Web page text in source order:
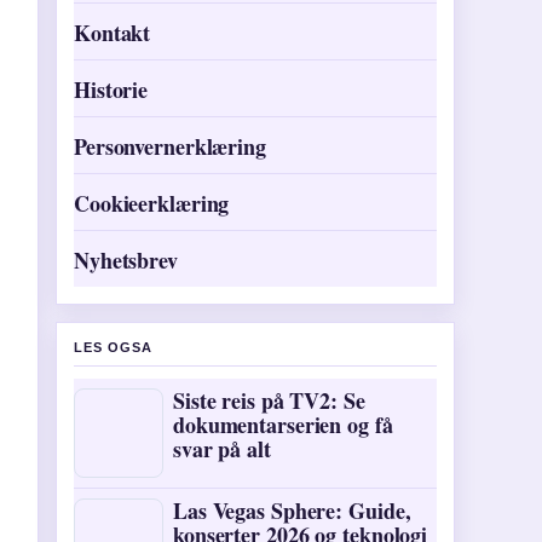
Kontakt
Historie
Personvernerklæring
Cookieerklæring
Nyhetsbrev
LES OGSA
Siste reis på TV2: Se
dokumentarserien og få
svar på alt
Las Vegas Sphere: Guide,
konserter 2026 og teknologi